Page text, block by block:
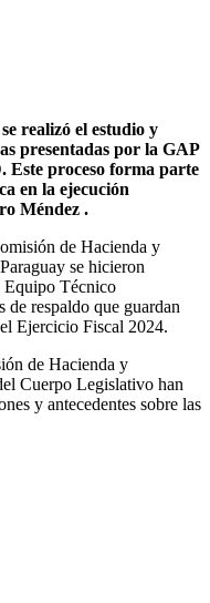
realizó el estudio y
presentadas por la GAP
Este proceso forma parte
en la ejecución
Méndez .
de Hacienda y
se hicieron
Equipo Técnico
respaldo que guardan
Ejercicio Fiscal 2024.
de Hacienda y
Cuerpo Legislativo han
y antecedentes sobre las